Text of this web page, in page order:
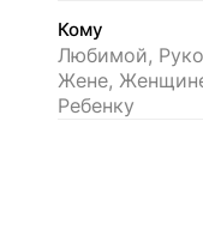
Кому
Любимой,
Жене,
Ребенку